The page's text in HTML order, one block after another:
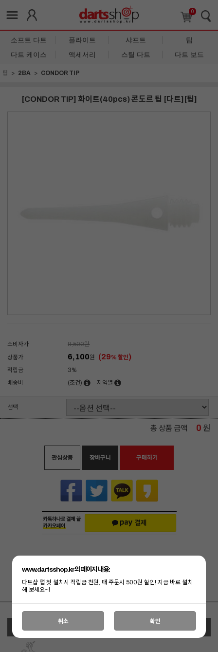
0
소프트 다트 플라이트 샤프트
팁
다트 케이스
액세서리 스틸 다트 다트 보드
팁 2BA CONDOR TIP
[CONDOR TIP] 화이트(40pcs) 콘도르 팁 [다트][팁]
소비자가 8,500원
상품가
6,100원 (29% 할인)
적립금
3%
배송비
(조건) 지역별
선택
총 상품 금액 0 원
관심상품 장바구니 구매하기
[ 결제혜택 ]
상세정보 새창 열기
www.dartsshop.kr의 페이지 내용:
다트샵 앱 첫 설치시 적립금 천원, 매 주문시 500원 할인! 지금 바로 설치
해 보세요~!
취소 확인